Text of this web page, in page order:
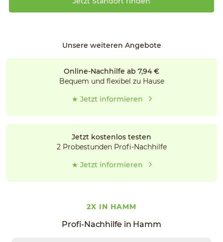
Unsere weiteren Angebote
Online-Nachhilfe ab 7,94 €
Bequem und flexibel zu Hause
★ Jetzt informieren
Jetzt kostenlos testen
2 Probestunden Profi-Nachhilfe
★ Jetzt informieren
2X IN HAMM
Profi-Nachhilfe in Hamm